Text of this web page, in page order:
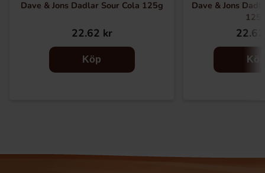
Dave & Jons Dadlar Sour Cola 125g
22.62 kr
Köp
Dave & Jons
Köp